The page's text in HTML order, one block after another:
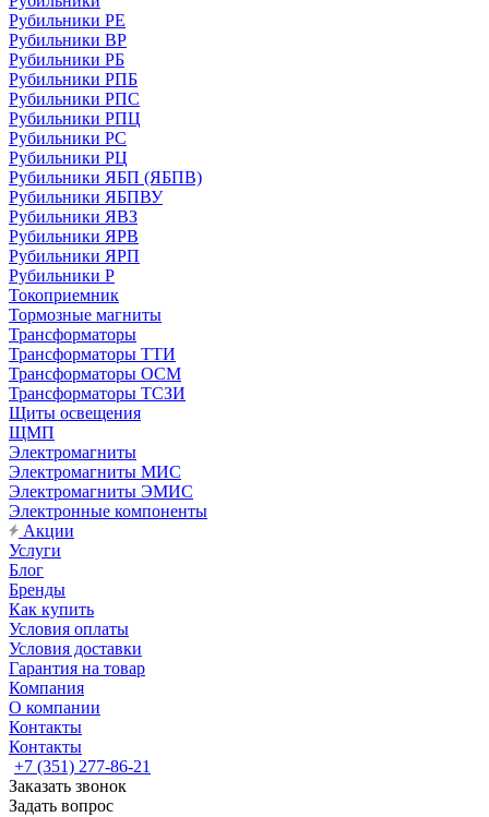
Рубильники РЕ
Рубильники ВР
Рубильники РБ
Рубильники РПБ
Рубильники РПС
Рубильники РПЦ
Рубильники РС
Рубильники РЦ
Рубильники ЯБП (ЯБПВ)
Рубильники ЯБПВУ
Рубильники ЯВЗ
Рубильники ЯРВ
Рубильники ЯРП
Рубильники Р
Токоприемник
Тормозные магниты
Трансформаторы
Трансформаторы ТТИ
Трансформаторы ОСМ
Трансформаторы ТСЗИ
Щиты освещения
ЩМП
Электромагниты
Электромагниты МИС
Электромагниты ЭМИС
Электронные компоненты
Акции
Услуги
Блог
Бренды
Как купить
Условия оплаты
Условия доставки
Гарантия на товар
Компания
О компании
Контакты
Контакты
+7 (351) 277-86-21
Заказать звонок
Задать вопрос